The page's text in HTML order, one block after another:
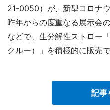
21-0050）が、新型コロナ
昨年からの度重なる展示会
などで、生分解性ストロー
クルー）」を積極的に販売
記事